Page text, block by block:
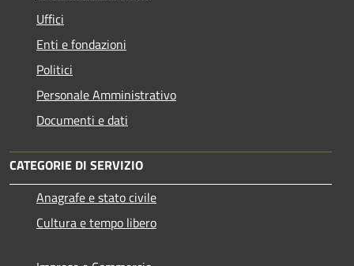
Uffici
Enti e fondazioni
Politici
Personale Amministrativo
Documenti e dati
CATEGORIE DI SERVIZIO
Anagrafe e stato civile
Cultura e tempo libero